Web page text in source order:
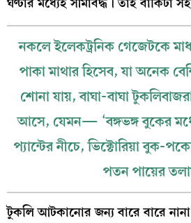
নকলে ইলেকট্রনিক গেজেটকে
পাকা মাথার হিসেব, যা অনেক
শোনা যায়, বাঘা-বাঘা
আসে, যেমন— ‘বঙ্গভঙ্গ বুকের
প্যান্টের নীচে, ভিক্টোরিয়া বুক-
পতন পায়ের
টুকলি আটকানোর জন্য বারে বারে